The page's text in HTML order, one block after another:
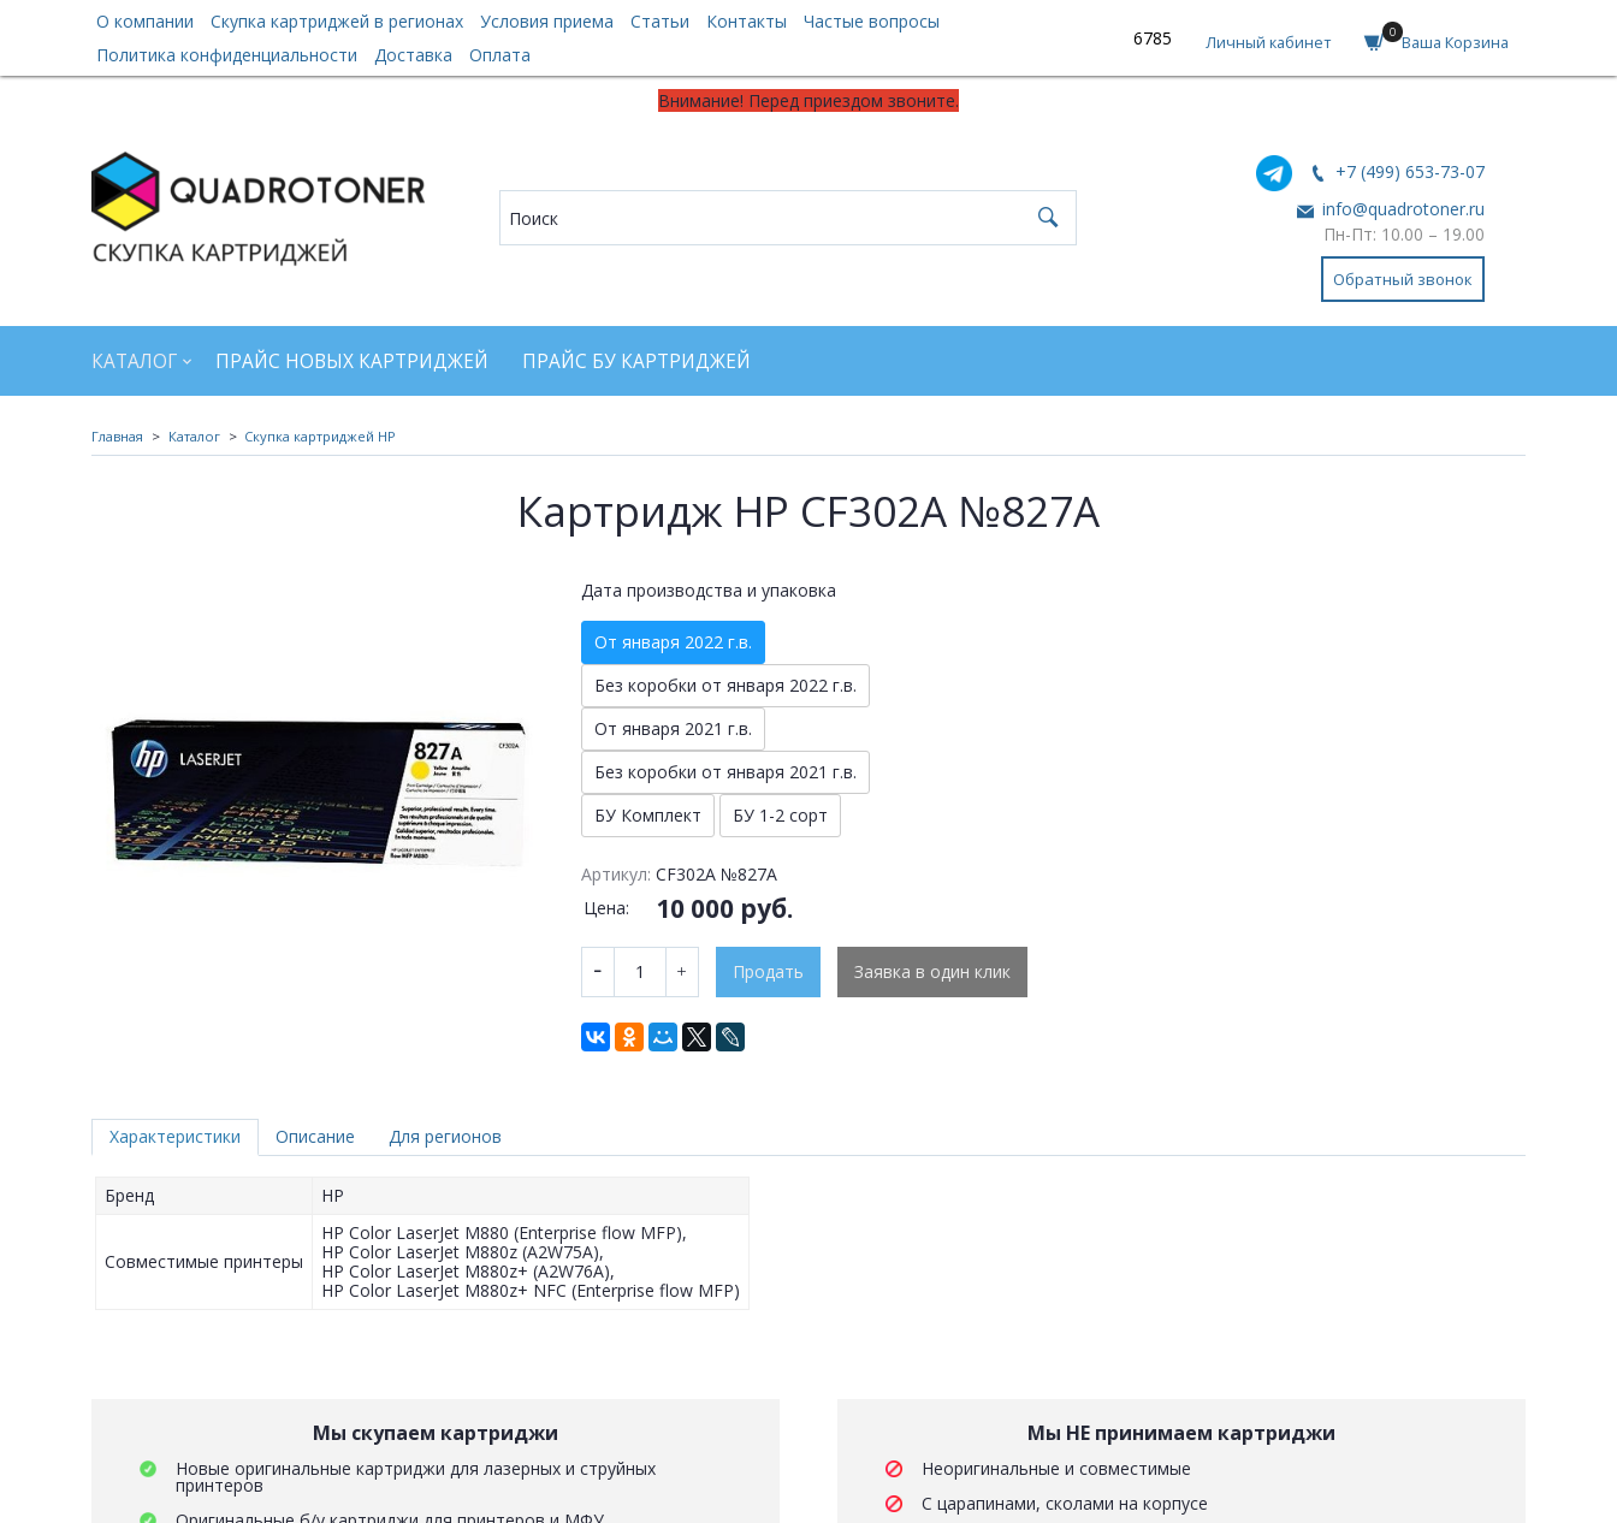
О компании Скупка картриджей в регионах Условия приема Статьи Контакты
Частые вопросы
Политика конфиденциальности
Доставка Оплата
6785 Личный кабинет 0 Ваша Корзина
Внимание! Перед приездом звоните.
+7 (499) 653-73-07
info@quadrotoner.ru
Пн-Пт: 10.00 – 19.00
Обратный звонок
КАТАЛОГ ПРАЙС НОВЫХ КАРТРИДЖЕЙ ПРАЙС БУ КАРТРИДЖЕЙ
Главная Каталог Скупка картриджей HP
Картридж HP CF302A №827A
Дата производства и упаковка
От января 2022 г.в.
Без коробки от января 2022 г.в.
От января 2021 г.в.
Без коробки от января 2021 г.в.
БУ Комплект
БУ 1-2 сорт
Артикул: CF302A №827A
Цена:
10 000 руб.
Продать Заявка в один клик
Характеристики
Бренд HP
Совместимые принтеры
HP Color LaserJet M880 (Enterprise flow MFP),
HP Color LaserJet M880z (A2W75A),
HP Color LaserJet M880z+ (A2W76A),
HP Color LaserJet M880z+ NFC (Enterprise flow MFP)
Описание Для регионов
Мы скупаем картриджи
Новые оригинальные картриджи для лазерных и струйных
принтеров
Мы НЕ принимаем картриджи
Неоригинальные и совместимые
С царапинами, сколами на корпусе